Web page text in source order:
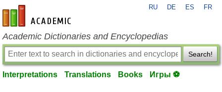
en-academic.com
RU DE ES FR
Academic Dictionaries and Encyclopedias
Search!
Interpretations Translations Books Игры ⚽